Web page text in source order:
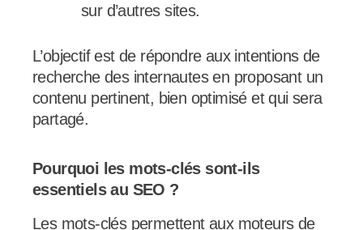
sur d’autres sites.
L’objectif est de répondre aux intentions de
recherche des internautes en proposant un
contenu pertinent, bien optimisé et qui sera
partagé.
Pourquoi les mots-clés sont-ils
essentiels au SEO ?
Les mots-clés permettent aux moteurs de